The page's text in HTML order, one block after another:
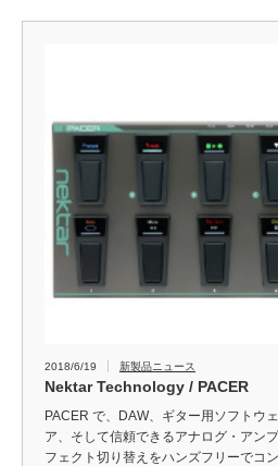
2018/6/19 新製品ニュース
Nektar Technology / PACER
PACER で、DAW、ギター用ソフトウ
ア、そして信頼できるアナログ・アン
フェクト切り替えをハンズフリーでコ